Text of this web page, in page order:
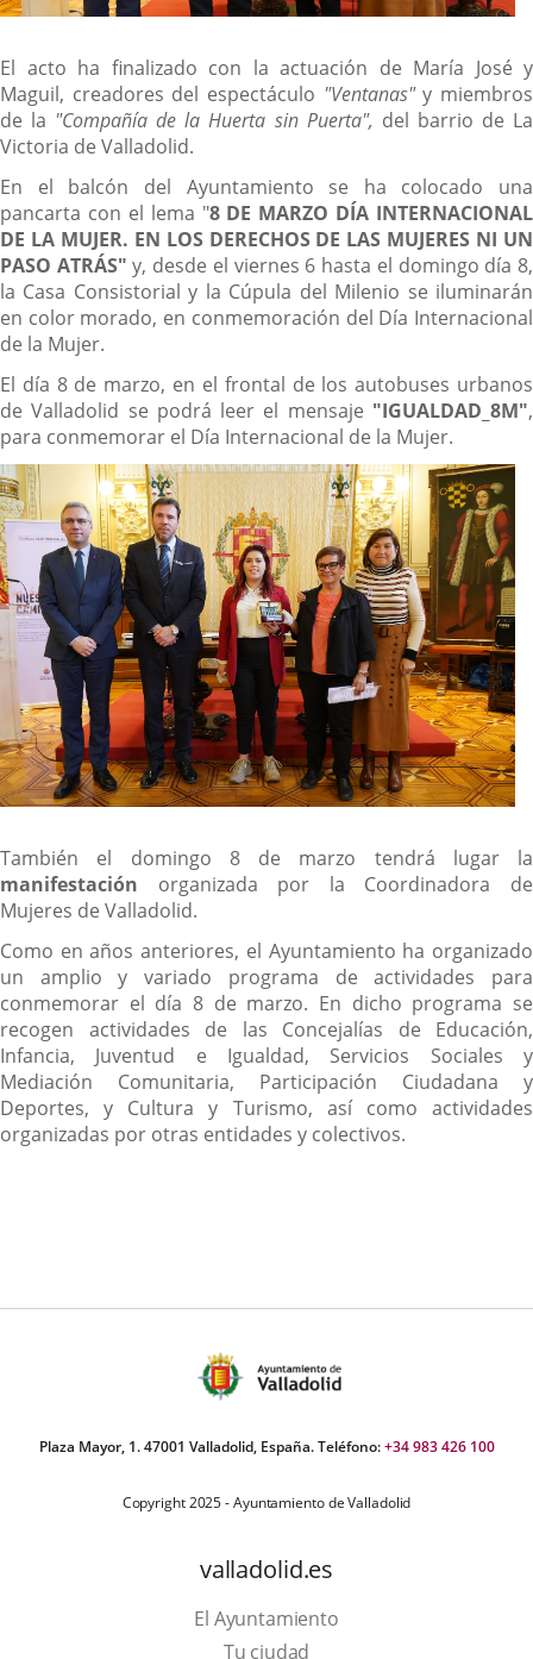
El acto ha finalizado con la actuación de María José y
Maguil, creadores del espectáculo "Ventanas"y miembros
de la "Compañía de la Huerta sin Puerta", del barrio de La
Victoria de Valladolid.
En el balcón del Ayuntamiento se ha colocado una
pancarta con el lema "8 DE MARZO DÍA INTERNACIONAL
DE LA MUJER. EN LOS DERECHOS DE LAS MUJERES NI UN
PASO ATRÁS" y, desde el viernes 6 hasta el domingo día 8,
la Casa Consistorial y la Cúpula del Milenio se iluminarán
en color morado, en conmemoración del Día Internacional
de la Mujer.
El día 8 de marzo, en el frontal de los autobuses urbanos
de Valladolid se podrá leer el mensaje "IGUALDAD_8M",
para conmemorar el Día Internacional de la Mujer.
También el domingo 8 de marzo tendrá lugar la
manifestación organizada por la Coordinadora de
Mujeres de Valladolid.
Como en años anteriores, el Ayuntamiento ha organizado
un amplio y variado programa de actividades para
conmemorar el día 8 de marzo. En dicho programa se
recogen actividades de las Concejalías de Educación,
Infancia, Juventud e Igualdad, Servicios Sociales y
Mediación Comunitaria, Participación Ciudadana y
Deportes, y Cultura y Turismo, así como actividades
organizadas por otras entidades y colectivos.
Plaza Mayor, 1. 47001 Valladolid, España. Teléfono:+34 983 426 100
Copyright 2025 - Ayuntamiento de Valladolid
valladolid.es
El Ayuntamiento
Tu ciudad